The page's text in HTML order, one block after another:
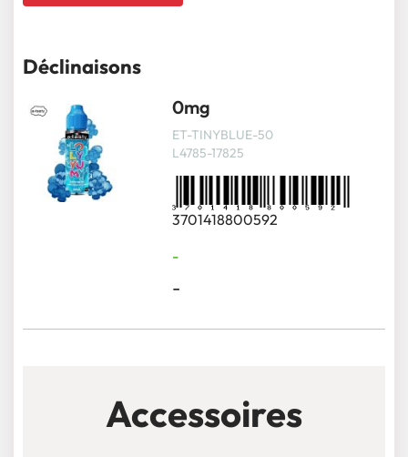
Déclinaisons
0mg
ET-TINYBLUE-50
L4785-17825
3701418800592
-
-
Accessoires